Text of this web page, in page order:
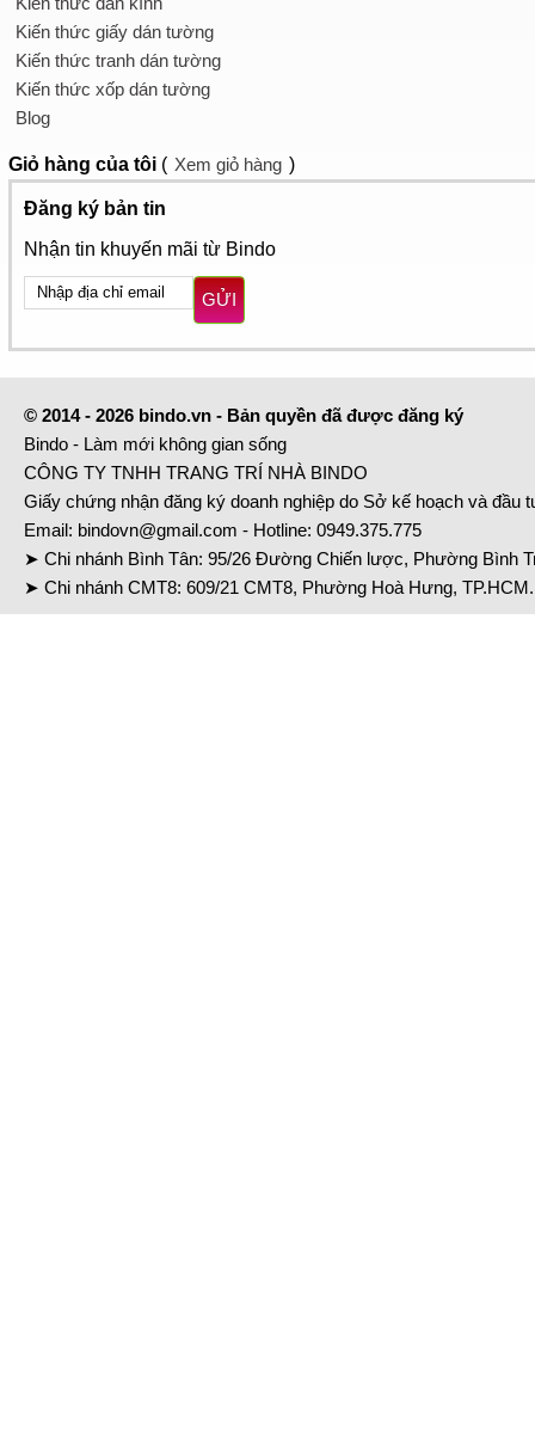
Kiến thức giấy dán tường
Kiến thức tranh dán tường
Kiến thức xốp dán tường
Blog
Giỏ hàng của tôi ( Xem giỏ hàng )
Đăng ký bản tin
Nhận tin khuyến mãi từ Bindo
GỬI
© 2014 - 2026 bindo.vn - Bản quyền đã được đăng ký
Bindo - Làm mới không gian sống
CÔNG TY TNHH TRANG TRÍ NHÀ BINDO
Giấy chứng nhận đăng ký doanh nghiệp do Sở kế hoạch và đầu
Email: bindovn@gmail.com - Hotline: 0949.375.775
➤ Chi nhánh Bình Tân: 95/26 Đường Chiến lược, Phường Bình
➤ Chi nhánh CMT8: 609/21 CMT8, Phường Hoà Hưng,